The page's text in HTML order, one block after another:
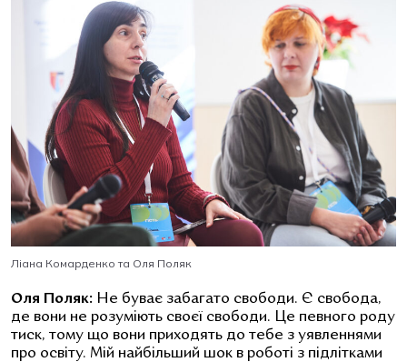
Ліана Комарденко та Оля Поляк
Оля Поляк: Не буває забагато свободи. Є свобода,
де вони не розуміють своєї свободи. Це певного роду
тиск, тому що вони приходять до тебе з уявленнями
про освіту. Мій найбільший шок в роботі з підлітками